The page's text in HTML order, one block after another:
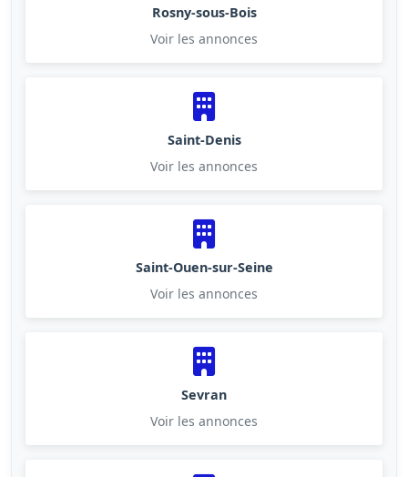
Rosny-sous-Bois
Voir les annonces
Saint-Denis
Voir les annonces
Saint-Ouen-sur-Seine
Voir les annonces
Sevran
Voir les annonces